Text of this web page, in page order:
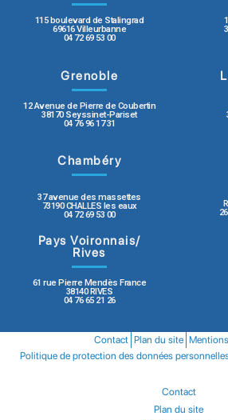
115 boulevard de Stalingrad
69616 Villeurbanne
04 72 69 53 00
Grenoble
12 Avenue de Pierre de Coubertin
38170 Seyssinet-Pariset
04 76 96 17 31
Chambéry
37 avenue des massettes
73190 CHALLES les eaux
04 72 69 53 00
Pays Voironnais/
Rives
61 rue Pierre Mendès France
38140 RIVES
04 76 65 21 26
Contact Plan du site
Politique de protection des données
Contact
Plan du site